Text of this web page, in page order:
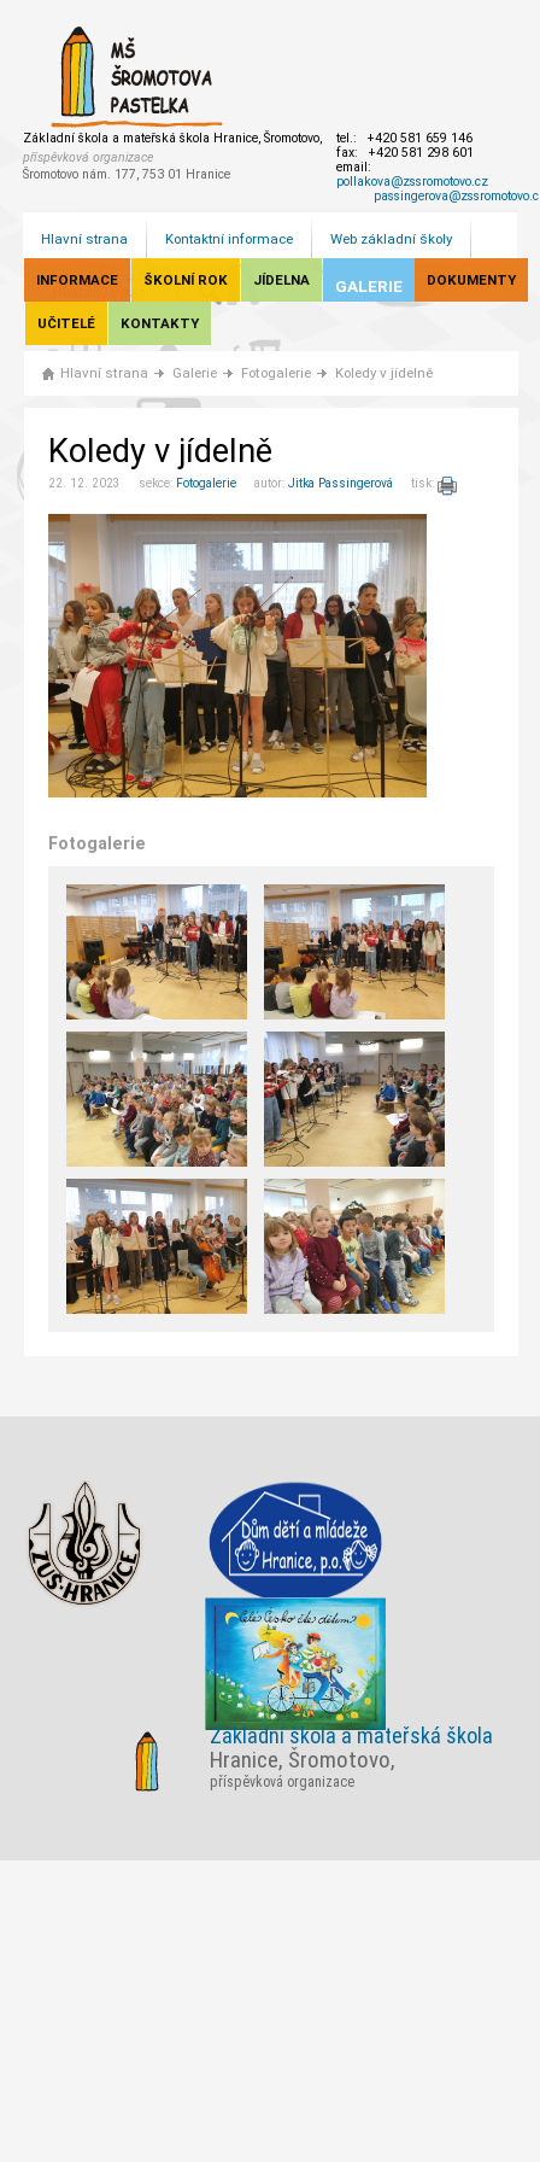
Základní škola a mateřská škola Hranice, Šromotovo,
příspěvková organizace
Šromotovo nám. 177, 753 01 Hranice
tel.: +420 581 659 146
fax: +420 581 298 601
email:
pollakova@zssromotovo.cz
Hlavní strana Kontaktní informace Web základní školy
INFORMACE ŠKOLNÍ ROK JÍDELNA GALERIE DOKUMENTY
UČITELÉ KONTAKTY
Hlavní strana Galerie Fotogalerie Koledy v jídelně
Koledy v jídelně
22. 12. 2023 sekce: Fotogalerie autor: Jitka Passingerová tisk:
Fotogalerie
Základní škola a mateřská škola
Hranice, Šromotovo,
příspěvková organizace